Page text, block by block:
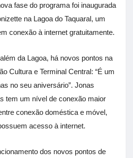
fase do programa foi inaugurada
na Lagoa do Taquaral, um
conexão à internet gratuitamente.
da Lagoa, há novos pontos na
Cultura e Terminal Central: “É um
no seu aniversário”. Jonas
tem um nível de conexão maior
conexão doméstica e móvel,
acesso à internet.
dos novos pontos de